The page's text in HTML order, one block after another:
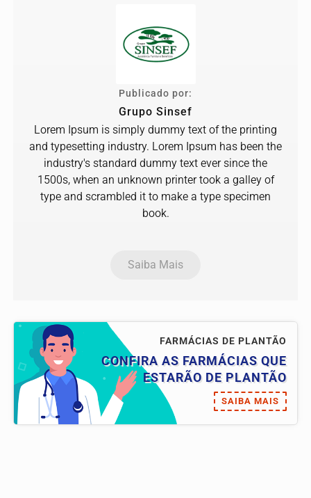
Publicado por:
Grupo Sinsef
Lorem Ipsum is simply dummy text of the printing
and typesetting industry. Lorem Ipsum has been the
industry's standard dummy text ever since the
1500s, when an unknown printer took a galley of
type and scrambled it to make a type specimen
book.
Saiba Mais
FARMÁCIAS DE PLANTÃO
CONFIRA AS FARMÁCIAS QUE
ESTARÃO DE PLANTÃO
SAIBA MAIS